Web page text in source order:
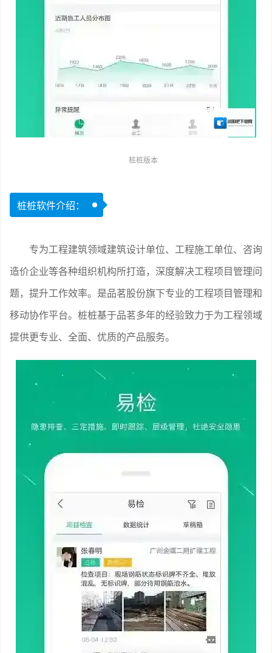
桩桩版本
桩桩软件介绍：
专为工程建筑领域建筑设计单位、工程施工单位、咨询
造价企业等各种组织机构所打造，深度解决工程项目管理问
题，提升工作效率。是品茗股份旗下专业的工程项目管理和
移动协作平台。桩桩基于品茗多年的经验致力于为工程领域
提供更专业、全面、优质的产品服务。